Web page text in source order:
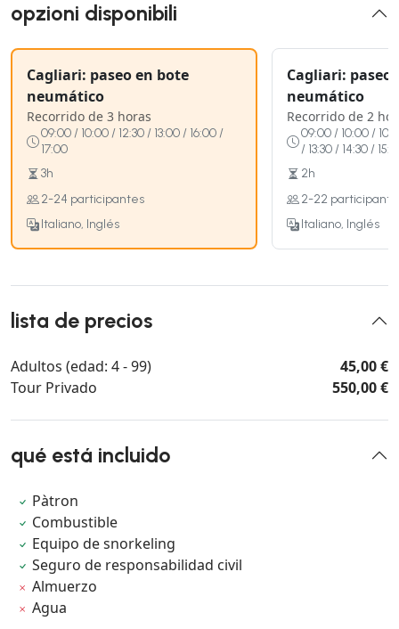
opzioni disponibili
Cagliari: paseo en bote
neumático
Recorrido de 3 horas
09:00 / 10:00 / 12:30 / 13:00 / 16:00 /
17:00
3h
2-24 participantes
Italiano, Inglés
Cagliari: paseo
neumático
Recorrido de 2
09:00 / 10:00 /
/ 13:30 / 14:30 /
2h
2-22
Italiano, Inglés
lista de precios
Adultos (edad: 4 - 99)
45,00 €
Tour Privado
550,00 €
qué está incluido
Pàtron
Combustible
Equipo de snorkeling
Seguro de responsabilidad civil
Almuerzo
Agua